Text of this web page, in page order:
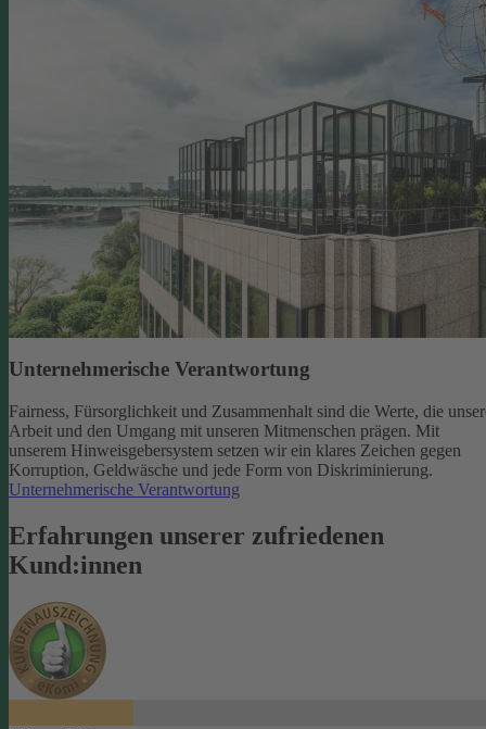
Unternehmerische Verantwortung
Fairness, Fürsorglichkeit und Zusammenhalt sind die Werte, die
Arbeit und den Umgang mit unseren Mitmenschen prägen. Mit
unserem Hinweisgebersystem setzen wir ein klares Zeichen gegen
Korruption, Geldwäsche und jede Form von Diskriminierung.
Unternehmerische Verantwortung
Erfahrungen unserer zufriedenen
Kund:innen